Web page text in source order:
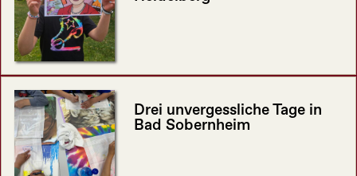
Drei unvergessliche Tage in
Bad Sobernheim